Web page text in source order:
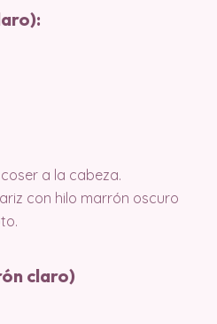
a la cabeza.
con hilo marrón oscuro
claro)